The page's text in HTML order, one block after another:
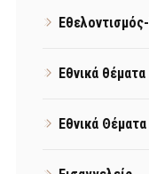
Εθνικά
Εθνικά